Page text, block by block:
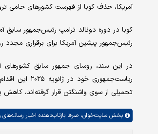
آمریکا، حذف کوبا از فهرست کشورهای حامی
کوبا در دوره دونالد ترامپ رئیس‌جمهور سابق
رئیس‌جمهور پیشین آمریکا برای برقراری مجدد روابط دیپلماتیک
در این سند، روسای جمهور سابق کشورهای
تحمیلی از سوی واشنگتن قرار گرفته‌اند، کاهش
بخش سایت‌خوان، صرفا بازتاب‌دهنده اخبار